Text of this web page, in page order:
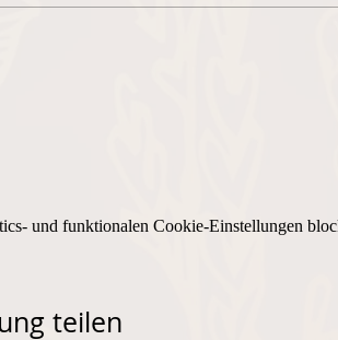
und funktionalen Cookie-Einstellungen
teilen